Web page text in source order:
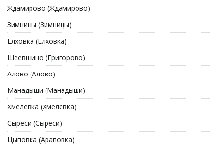
Ждамирово (Ждамирово)
Зимницы (3имницы)
Елховка (Елховка)
Шеевщино (Григорово)
Алово (Алово)
Манадыши (Манадыши)
Хмелевка (Xмелевка)
Сыреси (Сыреси)
Цыповка (Араповка)